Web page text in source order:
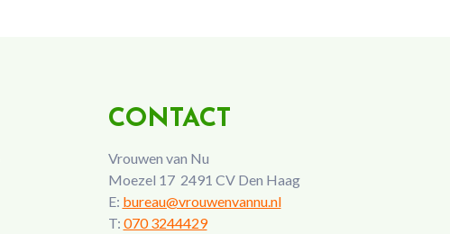
CONTACT
Vrouwen van Nu
Moezel 17 2491 CV Den Haag
E: bureau@vrouwenvannu.nl
T: 070 3244429